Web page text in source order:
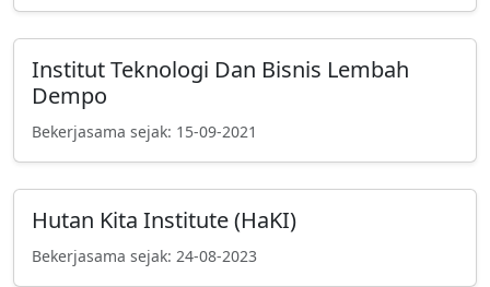
Institut Teknologi Dan Bisnis Lembah
Dempo
Bekerjasama sejak: 15-09-2021
Hutan Kita Institute (HaKI)
Bekerjasama sejak: 24-08-2023